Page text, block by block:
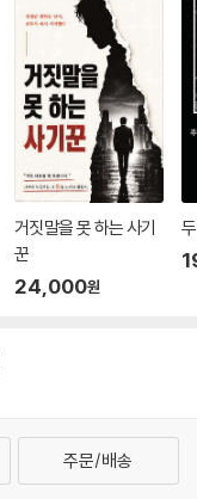
거짓말을 못 하는 사기
꾼
24,000원
주문/배송